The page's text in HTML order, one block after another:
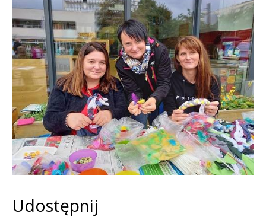
Udostępnij